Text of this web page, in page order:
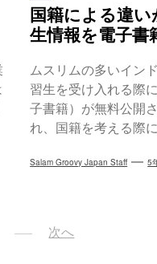
国籍による違い
生情報を電子書
ムスリムの多いイン
習生を受け入れる際
子書籍）が無料公開
れ、国籍を考える際
Salam Groovy Japan Staff 5
次へ